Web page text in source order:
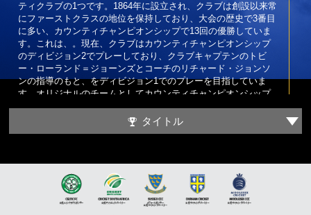
ティクラブの1つです。1864年に設立され、クラブは創設以来常
にファーストクラスの地位を保持しており、大会の歴史で3番目
に多い、カウンティチャンピオンシップで13回の優勝していま
す。これは、。現在、クラブはカウンティチャンピオンシップ
のディビジョン2でプレーしており、クラブキャプテンのトビ
ー・ローランド＝ジョーンズとコーチのリチャード・ジョンソ
ンの指導のもと、をディビジョン1でのプレーを目指していま
す。オリジナルのチームとしてカウンティチャンピオンシップ
に出場してきたミドルセックスは、多くのクリケットのレジェ
ンドに恵まれています。特に、マイク・ガティング、アンドリ
ミドルセックスは、そのホームマッチをクリケットの聖地とし
て知らる、名門のローズ・クリケット・グラウンドで行ってお
り、ローズ・クリケット・グラウンドは、クリケットプレーヤ
ーにとって最高の会場と見なされています。ローズ・クリケッ
タイトル